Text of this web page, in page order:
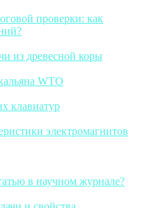
проверки: как
из древесной коры
WTO
клавиатур
электромагнитов
в научном журнале?